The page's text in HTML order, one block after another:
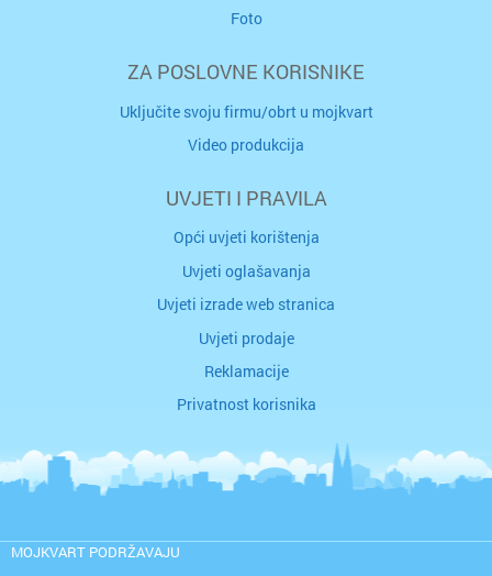
Foto
ZA POSLOVNE KORISNIKE
Uključite svoju firmu/obrt u mojkvart
Video produkcija
UVJETI I PRAVILA
Opći uvjeti korištenja
Uvjeti oglašavanja
Uvjeti izrade web stranica
Uvjeti prodaje
Reklamacije
Privatnost korisnika
MOJKVART PODRŽAVAJU